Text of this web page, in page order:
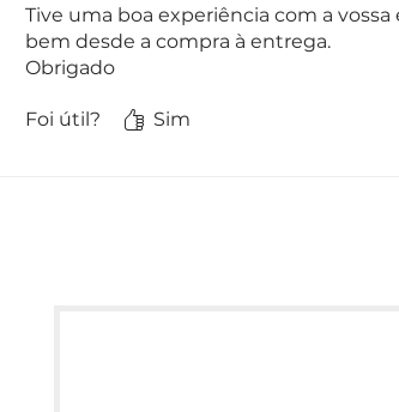
Tive uma boa experiência com a
bem desde a compra à entrega.
Obrigado
Foi útil? Sim